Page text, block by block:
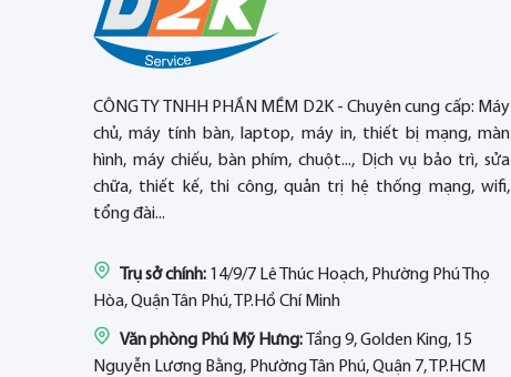
CÔNG TY TNHH PHẦN MỀM D2K - Chuyên cung cấp: Máy
chủ, máy tính bàn, laptop, máy in, thiết bị mạng, màn
hình, máy chiếu, bàn phím, chuột..., Dịch vụ bảo trì, sửa
chữa, thiết kế, thi công, quản trị hệ thống mạng, wifi,
tổng đài...
Trụ sở chính: 14/9/7 Lê Thúc Hoạch, Phường Phú Thọ
Hòa, Quận Tân Phú, TP.Hồ Chí Minh
Văn phòng Phú Mỹ Hưng:
Tầng 9, Golden King, 15
Nguyễn Lương Bằng, Phường Tân Phú, Quận 7, TP.HCM